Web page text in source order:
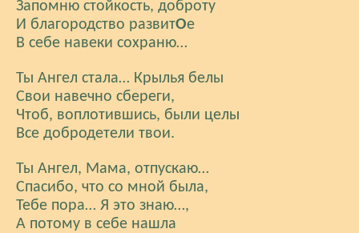
Запомню стойкость, доброту
И благородство развитОе
В себе навеки сохраню…
Ты Ангел стала… Крылья белы
Свои навечно сбереги,
Чтоб, воплотившись, были целы
Все добродетели твои.
Ты Ангел, Мама, отпускаю…
Спасибо, что со мной была,
Тебе пора… Я это знаю…,
А потому в себе нашла